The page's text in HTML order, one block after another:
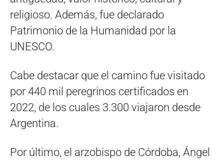
religioso. Además, fue declarado
Patrimonio de la Humanidad por la
UNESCO.
Cabe destacar que el camino fue visitado
por 440 mil peregrinos certificados en
2022, de los cuales 3.300 viajaron desde
Argentina.
Por último, el arzobispo de Córdoba, Ángel